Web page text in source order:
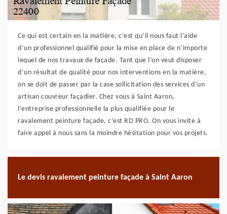
Ce qui est certain en la matière, c’est qu’il nous faut l’aide
d’un professionnel qualifié pour la mise en place de n’importe
lequel de nos travaux de façade. Tant que l’on veut disposer
d’un résultat de qualité pour nos interventions en la matière,
on se doit de passer par la case sollicitation des services d’un
artisan couvreur façadier. Chez vous à Saint Aaron,
l’entreprise professionnelle la plus qualifiée pour le
ravalement peinture façade, c’est RD PRO. On vous invite à
faire appel à nous sans la moindre hésitation pour vos projets.
Le devis ravalement peinture façade à Saint Aaron